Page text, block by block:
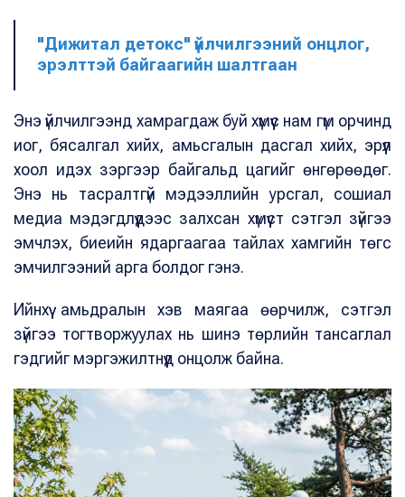
"Дижитал детокс" үйлчилгээний онцлог,
эрэлттэй байгаагийн шалтгаан
Энэ үйлчилгээнд хамрагдаж буй хүмүүс нам гүм орчинд
иог, бясалгал хийх, амьсгалын дасгал хийх, эрүүл
хоол идэх зэргээр байгальд цагийг өнгөрөөдөг.
Энэ нь тасралтгүй мэдээллийн урсгал, сошиал
медиа мэдэгдлүүдээс залхсан хүмүүст сэтгэл зүйгээ
эмчлэх, биеийн ядаргаагаа тайлах хамгийн төгс
эмчилгээний арга болдог гэнэ.
Ийнхүү амьдралын хэв маягаа өөрчилж, сэтгэл
зүйгээ тогтворжуулах нь шинэ төрлийн тансаглал
гэдгийг мэргэжилтнүүд онцолж байна.